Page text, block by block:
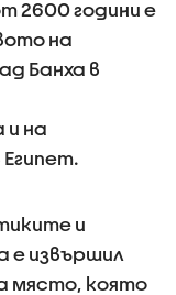
2600 години е
на
Банха в
на
и
е извършил
място, която